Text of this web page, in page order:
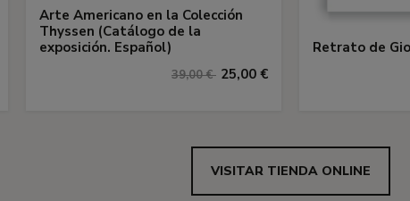
Arte Americano en la Colección
Thyssen (Catálogo de la
exposición. Español)
39,00 € 25,00 €
Retrato de
VISITAR TIENDA ONLINE